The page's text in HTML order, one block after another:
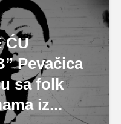
ĆU
Pevačica
sa folk
iz...